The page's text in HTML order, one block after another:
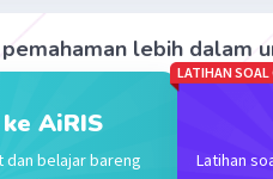
≥ 0 bukan pertidaksamaan
dua.
0.0(0)
lebih dalam
AiRIS
dan belajar bareng
LATIHAN SOAL
Latihan